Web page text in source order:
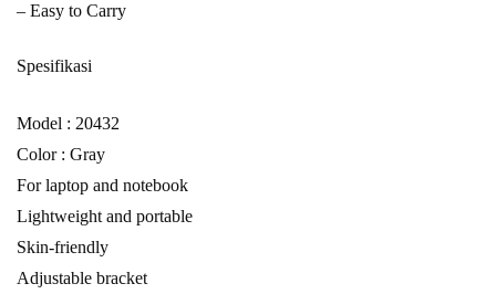
– Easy to Carry
Spesifikasi
Model : 20432
Color : Gray
For laptop and notebook
Lightweight and portable
Skin-friendly
Adjustable bracket